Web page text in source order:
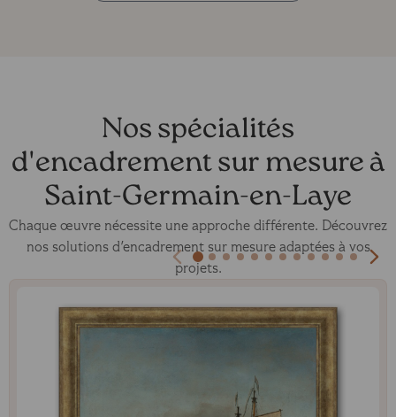
Nos spécialités
d'encadrement sur mesure à
Saint-Germain-en-Laye
Chaque œuvre nécessite une approche différente. Découvrez
nos solutions d'encadrement sur mesure adaptées à vos
projets.